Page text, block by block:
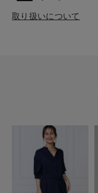
取り扱いについて